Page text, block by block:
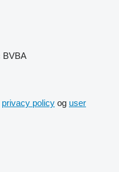
BVBA
privacy policy og user